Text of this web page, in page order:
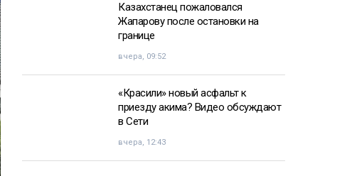
Казахстанец пожаловался
Жапарову после остановки на
границе
вчера, 09:52
«Красили» новый асфальт к
приезду акима? Видео обсуждают
в Сети
вчера, 12:43